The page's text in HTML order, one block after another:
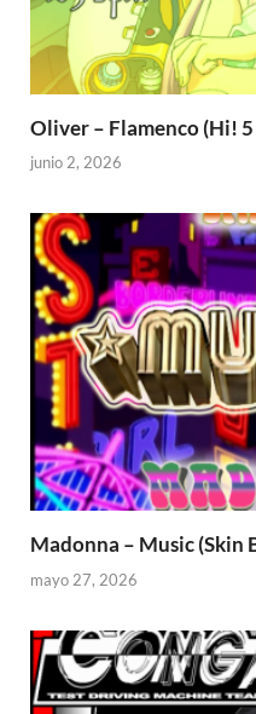
Oliver – Flamenco (Hi! 5
junio 2, 2026
Madonna – Music (Skin
mayo 27, 2026